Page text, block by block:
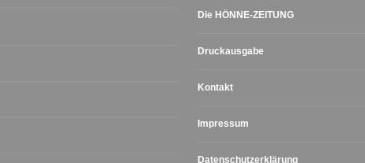
Die HÖNNE-ZEITUNG
Druckausgabe
Kontakt
Impressum
Datenschutzerklärung